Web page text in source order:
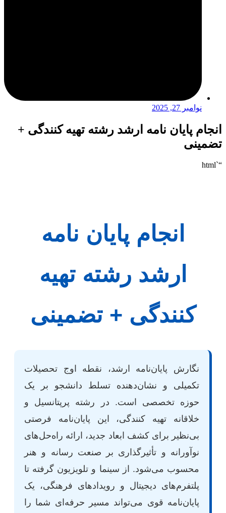
نوامبر 27, 2025
انجام پایان نامه ارشد رشته تهیه کنندگی +
تضمینی
“`html
انجام پایان نامه
ارشد رشته تهیه
کنندگی + تضمینی
نگارش پایان‌نامه ارشد، نقطه اوج تحصیلات
تکمیلی و نشان‌دهنده تسلط دانشجو بر یک
حوزه تخصصی است. در رشته پرپتانسیل و
خلاقانه تهیه کنندگی، این پایان‌نامه فرصتی
بی‌نظیر برای کشف ابعاد جدید، ارائه راه‌حل‌های
نوآورانه و تأثیرگذاری بر صنعت رسانه و هنر
محسوب می‌شود. از سینما و تلویزیون گرفته تا
پلتفرم‌های دیجیتال و رویدادهای فرهنگی، یک
پایان‌نامه قوی می‌تواند مسیر حرفه‌ای شما را